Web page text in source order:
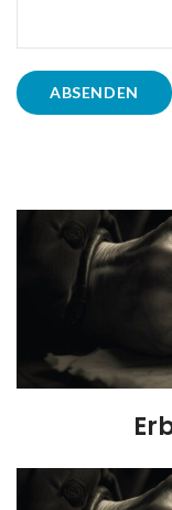
ABSENDEN